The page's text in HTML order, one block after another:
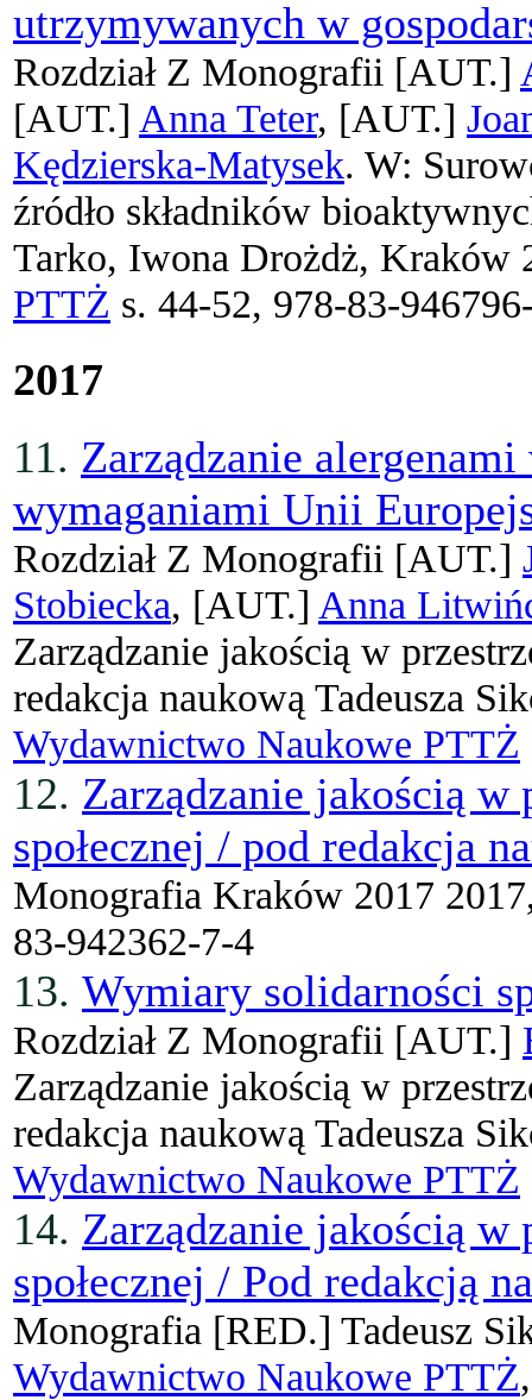
utrzymywanych w
Rozdział Z Monografii [AUT.]
[AUT.] Anna Teter, [AUT.]
Kędzierska-Matysek. W:
źródło składników
Tarko, Iwona Drożdż, Kraków
PTTŻ s. 44-52, 978-83-
2017
11. Zarządzanie
wymaganiami Unii
Rozdział Z Monografii [AUT.]
Stobiecka, [AUT.] Anna
Zarządzanie jakością w
redakcja naukową Tadeusza
Wydawnictwo Naukowe PTTŻ
12. Zarządzanie jakością w
społecznej / pod redakcja
Monografia Kraków 2017
83-942362-7-4
13. Wymiary solidarności
Rozdział Z Monografii [AUT.]
Zarządzanie jakością w
redakcja naukową Tadeusza
Wydawnictwo Naukowe PTTŻ
14. Zarządzanie jakością
społecznej / Pod redakcją
Monografia [RED.] Tadeusz
Wydawnictwo Naukowe PTTŻ